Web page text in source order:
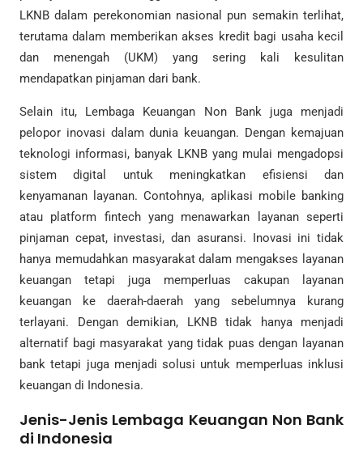
LKNB dalam perekonomian nasional pun semakin terlihat,
terutama dalam memberikan akses kredit bagi usaha kecil
dan menengah (UKM) yang sering kali kesulitan
mendapatkan pinjaman dari bank.
Selain itu, Lembaga Keuangan Non Bank juga menjadi
pelopor inovasi dalam dunia keuangan. Dengan kemajuan
teknologi informasi, banyak LKNB yang mulai mengadopsi
sistem digital untuk meningkatkan efisiensi dan
kenyamanan layanan. Contohnya, aplikasi mobile banking
atau platform fintech yang menawarkan layanan seperti
pinjaman cepat, investasi, dan asuransi. Inovasi ini tidak
hanya memudahkan masyarakat dalam mengakses layanan
keuangan tetapi juga memperluas cakupan layanan
keuangan ke daerah-daerah yang sebelumnya kurang
terlayani. Dengan demikian, LKNB tidak hanya menjadi
alternatif bagi masyarakat yang tidak puas dengan layanan
bank tetapi juga menjadi solusi untuk memperluas inklusi
keuangan di Indonesia.
Jenis-Jenis Lembaga Keuangan Non Bank
di Indonesia